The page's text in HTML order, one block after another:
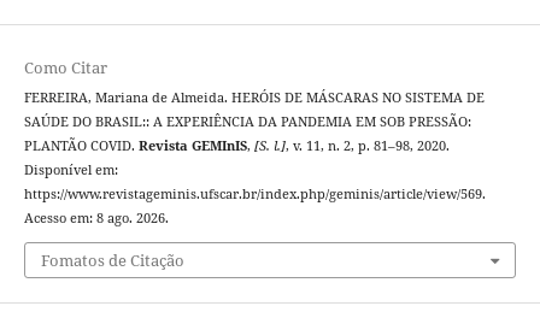
Como Citar
FERREIRA, Mariana de Almeida. HERÓIS DE MÁSCARAS NO SISTEMA DE
SAÚDE DO BRASIL:: A EXPERIÊNCIA DA PANDEMIA EM SOB PRESSÃO:
PLANTÃO COVID. Revista GEMInIS, [S. l.], v. 11, n. 2, p. 81–98, 2020.
Disponível em:
https://www.revistageminis.ufscar.br/index.php/geminis/article/view/569.
Acesso em: 8 ago. 2026.
Fomatos de Citação